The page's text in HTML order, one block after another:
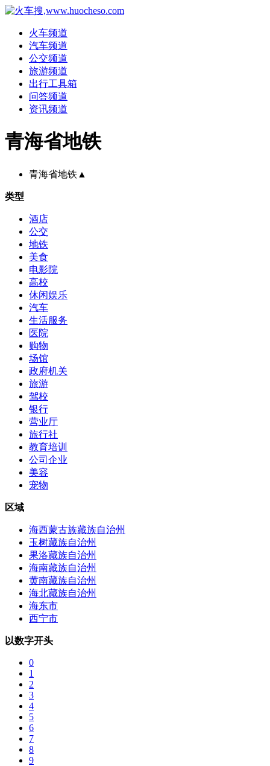
火车频道
汽车频道
公交频道
旅游频道
出行工具箱
问答频道
资讯频道
青海省地铁
青海省地铁 ▲
类型
酒店
公交
地铁
美食
电影院
高校
休闲娱乐
汽车
生活服务
医院
购物
场馆
政府机关
旅游
驾校
银行
营业厅
旅行社
教育培训
公司企业
美容
宠物
区域
海西蒙古族藏族自治州
玉树藏族自治州
果洛藏族自治州
海南藏族自治州
黄南藏族自治州
海北藏族自治州
海东市
西宁市
以数字开头
0
1
2
3
4
5
6
7
8
9